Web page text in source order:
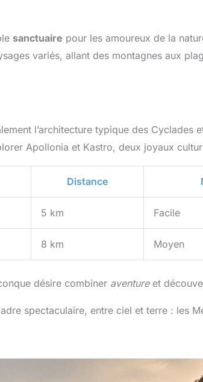
sanctuaire pour les amoureux de la
variés, allant des montagnes aux
l’architecture typique des Cyclades
Apollonia et Kastro, deux joyaux
Distance
5 km Facile
8 km Moyen
désire combiner aventureet
spectaculaire, entre ciel et terre : les